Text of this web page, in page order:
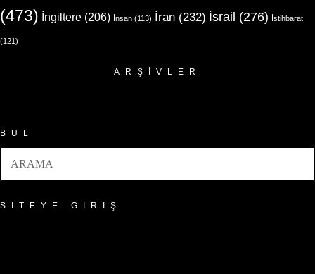
(473) İngiltere (206) İnsan (113) İran (232) İsrail (276) İstihbarat
(121)
ARŞIVLER
BUL
SITEYE GIRIŞ